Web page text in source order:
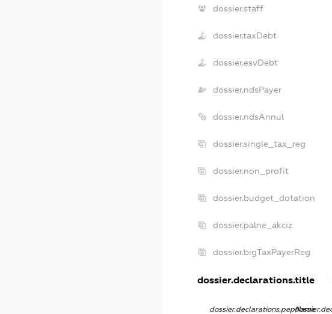
dossier.staff
dossier.taxDebt
dossier.esvDebt
dossier.ndsPayer
dossier.ndsAnnul
dossier.single_tax_reg
dossier.non_profit
dossier.budget_dotation
dossier.palne_akciz
dossier.bigTaxPayerReg
dossier.declarations.title
dossier.declarations.pepName